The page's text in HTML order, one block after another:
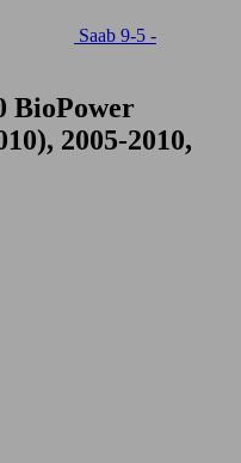
Saab 9-5 -
BioPower
2005-2010,